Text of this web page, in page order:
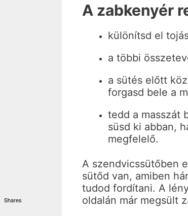
A zabkenyér
különítsd el
a többi
a sütés előtt
forgasd bele a
tedd a masszát
süsd ki abban,
megfelelő.
A szendvicssütőben
sütőd van, amiben
tudod fordítani. A
oldalán már megsült
Shares